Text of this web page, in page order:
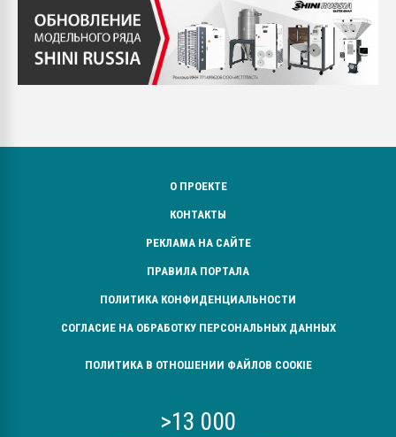
О ПРОЕКТЕ
КОНТАКТЫ
РЕКЛАМА НА САЙТЕ
ПРАВИЛА ПОРТАЛА
ПОЛИТИКА КОНФИДЕНЦИАЛЬНОСТИ
СОГЛАСИЕ НА ОБРАБОТКУ ПЕРСОНАЛЬНЫХ ДАННЫХ
ПОЛИТИКА В ОТНОШЕНИИ ФАЙЛОВ COOKIE
>13 000